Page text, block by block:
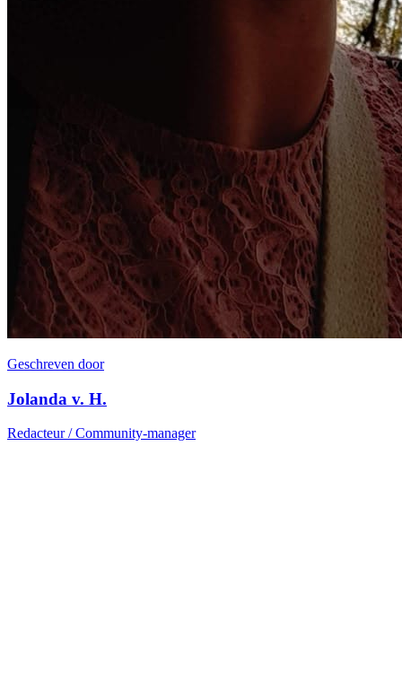
Geschreven door
Jolanda v. H.
Redacteur / Community-manager